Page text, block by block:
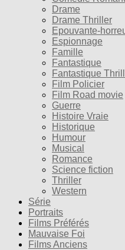
Drame
Drame Thriller
Epouvante-
Espionnage
Famille
Fantastique
Fantastique
Film Policier
Film Road movie
Guerre
Histoire Vraie
Historique
Humour
Musical
Romance
Science fiction
Thriller
Western
Série
Portraits
Films Préférés
Mauvaise Foi
Films Anciens